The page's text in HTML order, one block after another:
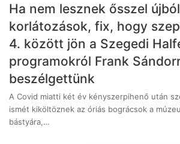
Ha nem lesznek ősszel
korlátozások, fix, hogy
4. között jön a Szegedi
programokról Frank
beszélgettünk
A Covid miatti két év kényszerpihenő után
ismét kiköltöznek az óriás bográcsok a
bástyára,…